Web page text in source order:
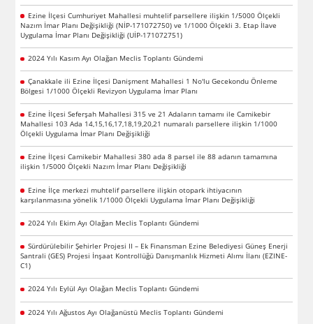
Ezine İlçesi Cumhuriyet Mahallesi muhtelif parsellere ilişkin 1/5000 Ölçekli
Nazım İmar Planı Değişikliği (NİP-171072750) ve 1/1000 Ölçekli 3. Etap İlave
Uygulama İmar Planı Değişikliği (UİP-171072751)
2024 Yılı Kasım Ayı Olağan Meclis Toplantı Gündemi
Çanakkale ili Ezine İlçesi Danişment Mahallesi 1 No'lu Gecekondu Önleme
Bölgesi 1/1000 Ölçekli Revizyon Uygulama İmar Planı
Ezine İlçesi Seferşah Mahallesi 315 ve 21 Adaların tamamı ile Camikebir
Mahallesi 103 Ada 14,15,16,17,18,19,20,21 numaralı parsellere ilişkin 1/1000
Ölçekli Uygulama İmar Planı Değişikliği
Ezine İlçesi Camikebir Mahallesi 380 ada 8 parsel ile 88 adanın tamamına
ilişkin 1/5000 Ölçekli Nazım İmar Planı Değişikliği
Ezine İlçe merkezi muhtelif parsellere ilişkin otopark ihtiyacının
karşılanmasına yönelik 1/1000 Ölçekli Uygulama İmar Planı Değişikliği
2024 Yılı Ekim Ayı Olağan Meclis Toplantı Gündemi
Sürdürülebilir Şehirler Projesi II – Ek Finansman Ezine Belediyesi Güneş Enerji
Santrali (GES) Projesi İnşaat Kontrollüğü Danışmanlık Hizmeti Alımı İlanı (EZINE-
C1)
2024 Yılı Eylül Ayı Olağan Meclis Toplantı Gündemi
2024 Yılı Ağustos Ayı Olağanüstü Meclis Toplantı Gündemi